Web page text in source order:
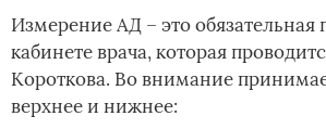
Измерение АД – это обязательная
кабинете врача, которая
Короткова. Во внимание
верхнее и нижнее: